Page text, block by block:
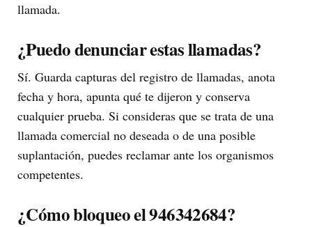
llamada.
¿Puedo denunciar estas llamadas?
Sí. Guarda capturas del registro de llamadas, anota
fecha y hora, apunta qué te dijeron y conserva
cualquier prueba. Si consideras que se trata de una
llamada comercial no deseada o de una posible
suplantación, puedes reclamar ante los organismos
competentes.
¿Cómo bloqueo el 946342684?